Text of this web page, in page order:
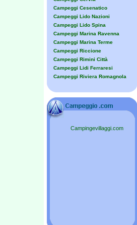
Campeggi Cesenatico
Campeggi Lido Nazioni
Campeggi Lido Spina
Campeggi Marina Ravenna
Campeggi Marina Terme
Campeggi Riccione
Campeggi Rimini Città
Campeggi Lidi Ferraresi
Campeggi Riviera Romagnola
Campingevillaggi.com